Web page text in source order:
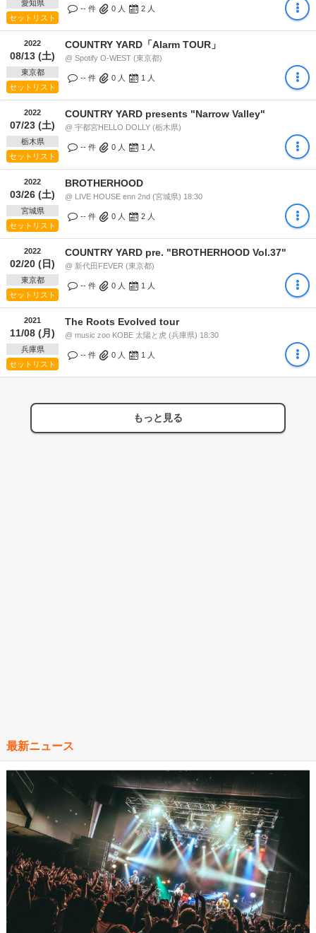
愛知県
セットリスト
-- 件 0 人 2 人
2022
08/13 (土)
東京都
セットリスト
COUNTRY YARD「Alarm TOUR」
@ Spotify O-WEST (東京都)
-- 件 0 人 1 人
2022
07/23 (土)
栃木県
セットリスト
COUNTRY YARD presents "Narrow Valley"
@ 宇都宮HELLO DOLLY (栃木県)
-- 件 0 人 1 人
2022
03/26 (土)
宮城県
セットリスト
BROTHERHOOD
@ LIVE HOUSE enn 2nd (宮城県) 18:30
-- 件 0 人 2 人
2022
02/20 (日)
東京都
セットリスト
COUNTRY YARD pre. "BROTHERHOOD Vol.37"
@ 新代田FEVER (東京都)
-- 件 0 人 1 人
2021
11/08 (月)
兵庫県
セットリスト
The Roots Evolved tour
@ music zoo KOBE 太陽と虎 (兵庫県) 18:30
-- 件 0 人 1 人
もっと見る
最新ニュース